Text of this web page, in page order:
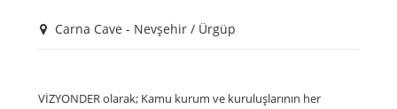
Carna Cave - Nevşehir / Ürgüp
VİZYONDER olarak; Kamu kurum ve kuruluşlarının her